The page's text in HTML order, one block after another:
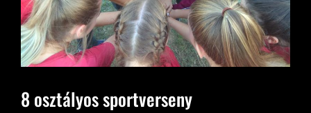
8 osztályos sportverseny